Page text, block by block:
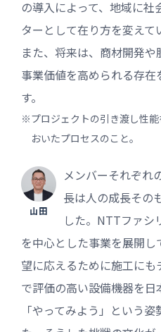
の導入によって、地域に
ターとして在り方を変えて
また、将来は、商材開発や
事業価値を高められる存
す。
※プロジェクトの引き渡し性
おいたプロセスのこと。
山田
メンバーそれぞれ
長は人の成長その
した。NTTファシ
を中心とした事業を展開
望に応えるために施工に
で評価の高い設備機器を日
「やってみよう」という